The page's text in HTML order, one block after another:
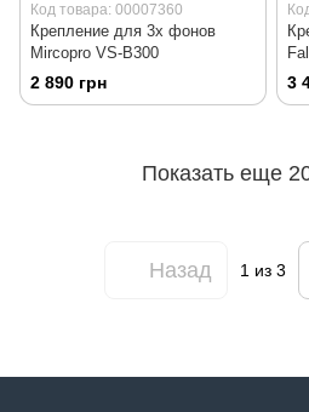
Код товара: 00007360
Крепление для 3х фонов
Mircopro VS-B300
2 890 грн 3
Показать еще
Назад 1из 3